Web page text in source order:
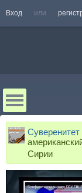
Вход или
Сирии